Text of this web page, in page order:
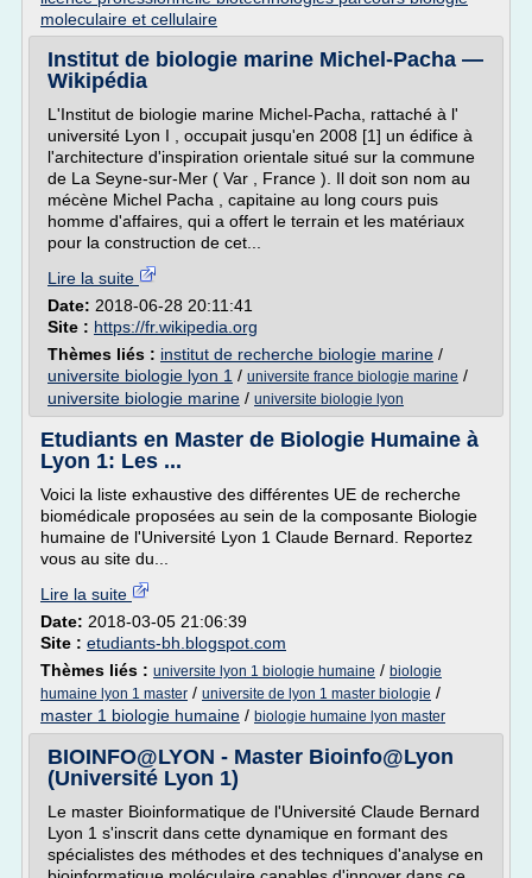
moleculaire et cellulaire
Institut de biologie marine Michel-Pacha —
Wikipédia
L'Institut de biologie marine Michel-Pacha, rattaché à l'
université Lyon I , occupait jusqu'en 2008 [1] un édifice à
l'architecture d'inspiration orientale situé sur la commune
de La Seyne-sur-Mer ( Var , France ). Il doit son nom au
mécène Michel Pacha , capitaine au long cours puis
homme d'affaires, qui a offert le terrain et les matériaux
pour la construction de cet...
Lire la suite
Date: 2018-06-28 20:11:41
Site : https://fr.wikipedia.org
Thèmes liés : institut de recherche biologie marine /
universite biologie lyon 1 / universite france biologie marine /
universite biologie marine / universite biologie lyon
Etudiants en Master de Biologie Humaine à
Lyon 1: Les ...
Voici la liste exhaustive des différentes UE de recherche
biomédicale proposées au sein de la composante Biologie
humaine de l'Université Lyon 1 Claude Bernard. Reportez
vous au site du...
Lire la suite
Date: 2018-03-05 21:06:39
Site : etudiants-bh.blogspot.com
Thèmes liés : universite lyon 1 biologie humaine / biologie
humaine lyon 1 master / universite de lyon 1 master biologie /
master 1 biologie humaine / biologie humaine lyon master
BIOINFO@LYON - Master Bioinfo@Lyon
(Université Lyon 1)
Le master Bioinformatique de l'Université Claude Bernard
Lyon 1 s'inscrit dans cette dynamique en formant des
spécialistes des méthodes et des techniques d'analyse en